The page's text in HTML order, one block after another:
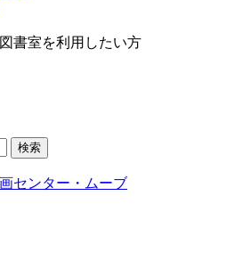
図書室を利用したい方